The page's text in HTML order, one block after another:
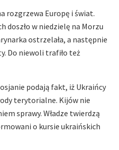
rozgrzewa Europę i świat.
doszło w niedzielę na Morzu
ostrzelała, a następnie
Do niewoli trafiło też
podają fakt, iż Ukraińcy
terytorialne. Kijów nie
sprawy. Władze twierdzą
o kursie ukraińskich